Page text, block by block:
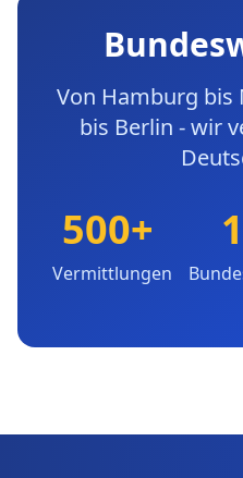
Von Hamburg bis
bis Berlin - wir
500+
Vermittlungen